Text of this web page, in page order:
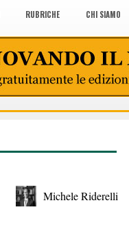
RUBRICHE CHI SIAMO
Michele Riderelli